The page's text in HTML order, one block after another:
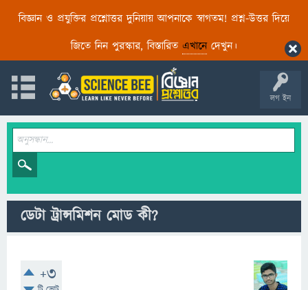
বিজ্ঞান ও প্রযুক্তির প্রশ্নোত্তর দুনিয়ায় আপনাকে স্বাগতম! প্রশ্ন-উত্তর দিয়ে
জিতে নিন পুরস্কার, বিস্তারিত এখানেদেখুন।
লগ ইন
ডেটা ট্রান্সমিশন মোড কী?
+3